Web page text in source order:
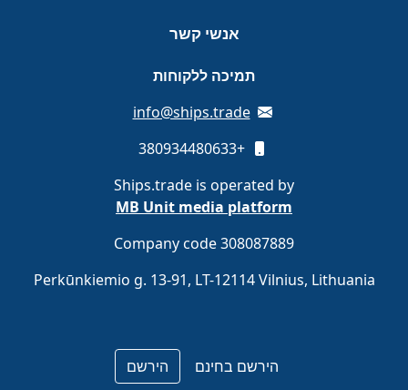
אנשי קשר
תמיכה ללקוחות
info@ships.trade
+380934480633
Ships.trade is operated by
MB Unit media platform
Company code 308087889
Perkūnkiemio g. 13-91, LT-12114 Vilnius, Lithuania
הירשם בחינם הירשם